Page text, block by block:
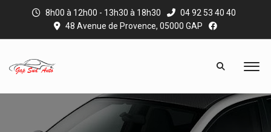
8h00 à 12h00 - 13h30 à 18h30
04 92 53 40 40
48 Avenue de Provence, 05000 GAP